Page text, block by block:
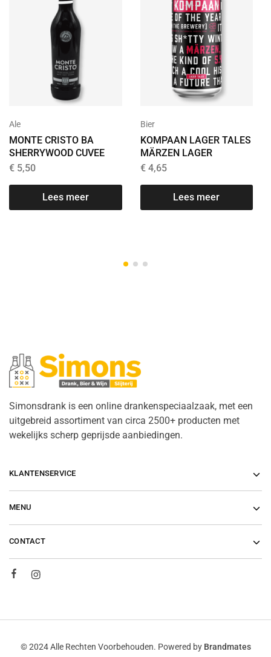
Ale
MONTE CRISTO BA
SHERRYWOOD CUVEE
€ 5,50
Lees meer
Bier
KOMPAAN LAGER TALES
MÄRZEN LAGER
€4,65
Lees meer
Simonsdrank is een online drankenspeciaalzaak, met een
uitgebreid assortiment van circa 2500+ producten met
wekelijks scherp geprijsde aanbiedingen.
KLANTENSERVICE
MENU
CONTACT
© 2024 Alle Rechten Voorbehouden. Powered by Brandmates